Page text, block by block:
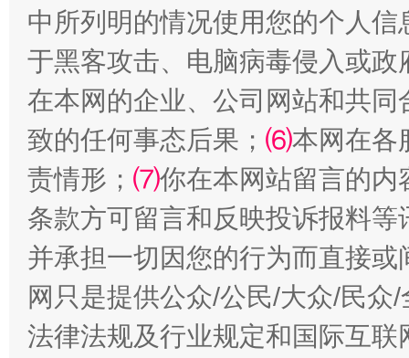
中所列明的情况使用您的个人
于黑客攻击、电脑病毒侵入或
在本网的企业、公司网站和共
致的任何事态后果； ⑹本网在各
责情形； ⑺你在本网站留言的内
条款方可留言和反映投诉报料
并承担一切因您的行为而直接
网只是提供公众/公民/大众/民
法律法规及行业规定和国际互